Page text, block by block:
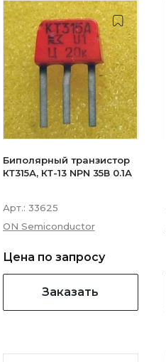
Биполярный транзистор
КТ315А, КТ-13 NPN 35В 0.1А
Арт.: 33625
ON Semiconductor
Цена по запросу
Заказать